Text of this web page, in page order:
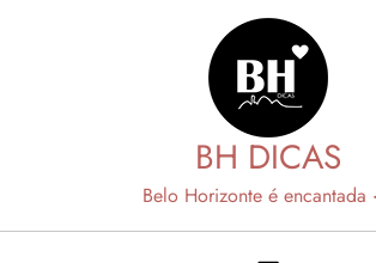
BH DICAS
Belo Horizonte é encantada